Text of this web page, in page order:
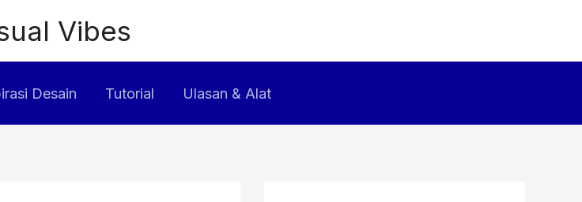
Vibes
Desain Tutorial Ulasan & Alat